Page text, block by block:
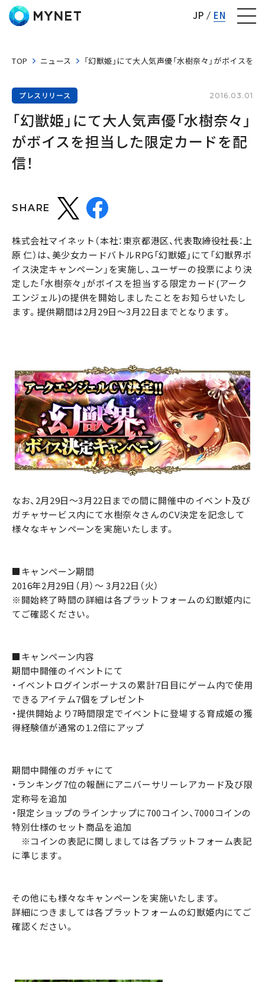
JP EN
TOP ニュース 「幻獣姫」にて大人気声優「水樹奈々」がボイスを
プレスリリース 2016.03.01
「幻獣姫」にて大人気声優「水樹奈々」
がボイスを担当した限定カードを配
信！
SHARE
株式会社マイネット（本社：東京都港区、代表取締役社長：上
原 仁）は、美少女カードバトルRPG「幻獣姫」にて「幻獣界ボ
イス決定キャンペーン」を実施し、ユーザーの投票により決
定した「水樹奈々」がボイスを担当する限定カード(アーク
エンジェル)の提供を開始しましたことをお知らせいたし
ます。提供期間は2月29日～3月22日までとなります。
なお、2月29日～3月22日までの間に開催中のイベント及び
ガチャサービス内にて水樹奈々さんのCV決定を記念して
様々なキャンペーンを実施いたします。
■キャンペーン期間
2016年2月29日（月）～ 3月22日（火）
※開始終了時間の詳細は各プラットフォームの幻獣姫内に
てご確認ください。
■キャンペーン内容
期間中開催のイベントにて
・イベントログインボーナスの累計7日目にゲーム内で使用
できるアイテム7個をプレゼント
・提供開始より7時間限定でイベントに登場する育成姫の獲
得経験値が通常の1.2倍にアップ
期間中開催のガチャにて
・ランキング7位の報酬にアニバーサリーレアカード及び限
定称号を追加
・限定ショップのラインナップに700コイン、7000コインの
特別仕様のセット商品を追加
※コインの表記に関しましては各プラットフォーム表記
に準じます。
その他にも様々なキャンペーンを実施いたします。
詳細につきましては各プラットフォームの幻獣姫内にてご
確認ください。